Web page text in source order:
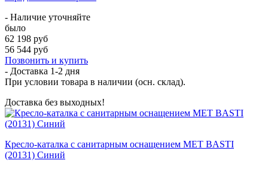
- Наличие уточняйте
было
62 198 руб
56 544 руб
Позвонить и купить
- Доставка 1-2 дня
При условии товара в наличии (осн. склад).
Доставка без выходных!
Кресло-каталка с санитарным оснащением MET BASTI
(20131) Синий